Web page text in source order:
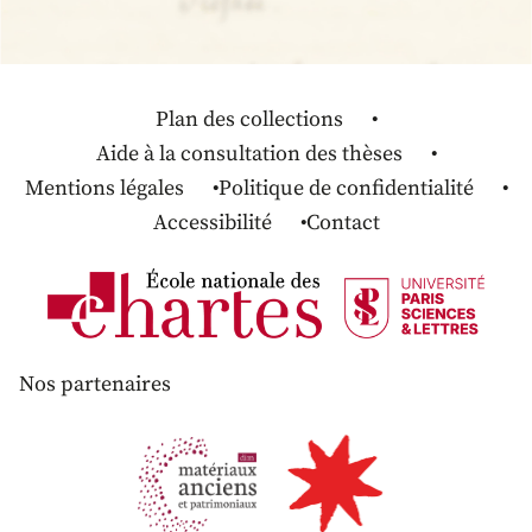
Plan des collections
Aide à la consultation des thèses
Mentions légales
Politique de confidentialité
Accessibilité
Contact
Nos partenaires